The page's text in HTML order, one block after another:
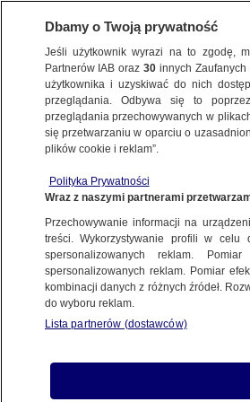
BIZNES
RYNKI
8.06.2026, 15:58
Posłuchaj artykułu
Czyta lektor AI
Dbamy o Twoją prywatność
Jeśli użytkownik wyrazi na to zgodę,
Partnerów IAB oraz30 innych
użytkownika i uzyskiwać do nich
przeglądania. Odbywa się to
przeglądania przechowywanych w
się przetwarzaniu w oparciu o
plików cookie i reklam”.
Polityka Prywatności
Wraz z naszymi partnerami
Przechowywanie informacji na
treści. Wykorzystywanie profili w celu
spersonalizowanych reklam.
spersonalizowanych reklam. Pomiar
kombinacji danych z różnych źródeł.
do wyboru reklam.
Lista partnerów (dostawców)